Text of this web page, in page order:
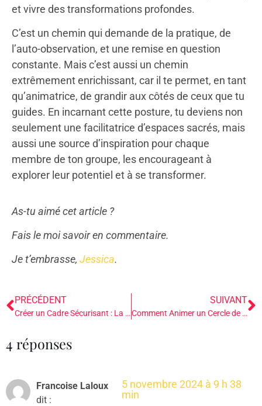
et vivre des transformations profondes.
C’est un chemin qui demande de la pratique, de
l’auto-observation, et une remise en question
constante. Mais c’est aussi un chemin
extrêmement enrichissant, car il te permet, en tant
qu’animatrice, de grandir aux côtés de ceux que tu
guides. En incarnant cette posture, tu deviens non
seulement une facilitatrice d’espaces sacrés, mais
aussi une source d’inspiration pour chaque
membre de ton groupe, les encourageant à
explorer leur potentiel et à se transformer.
As-tu aimé cet article ?
Fais le moi savoir en commentaire.
Je t’embrasse, Jessica.
PRÉCÉDENT
Créer un Cadre Sécurisant : La Première Clé pour une Animation de Groupe Réussie
SUIVANT
Comment Animer un Cercle de Femmes et Créer un Espace de Partage Sacré
4 réponses
Francoise Laloux
dit :
5 novembre 2024 à 9 h 38
min